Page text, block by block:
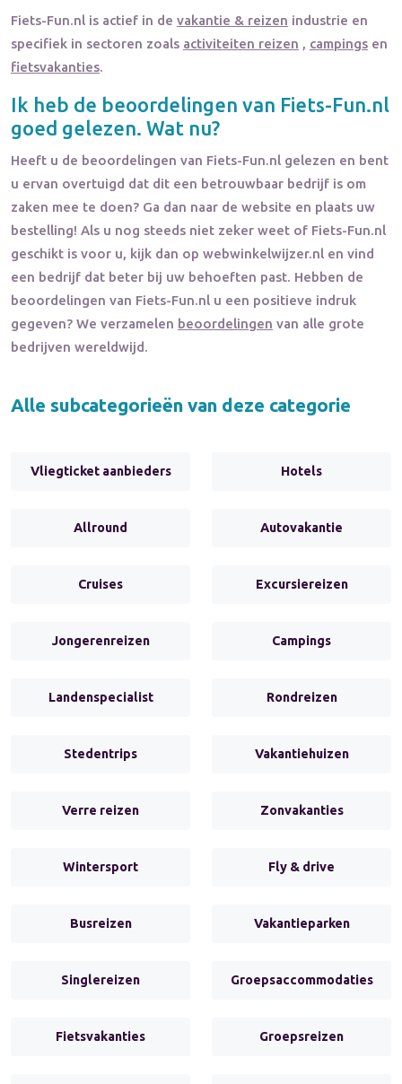
Fiets-Fun.nl is actief in de vakantie & reizen industrie en
specifiek in sectoren zoals activiteiten reizen , campings en
fietsvakanties.
Ik heb de beoordelingen van Fiets-Fun.nl
goed gelezen. Wat nu?
Heeft u de beoordelingen van Fiets-Fun.nl gelezen en bent
u ervan overtuigd dat dit een betrouwbaar bedrijf is om
zaken mee te doen? Ga dan naar de website en plaats uw
bestelling! Als u nog steeds niet zeker weet of Fiets-Fun.nl
geschikt is voor u, kijk dan op webwinkelwijzer.nl en vind
een bedrijf dat beter bij uw behoeften past. Hebben de
beoordelingen van Fiets-Fun.nl u een positieve indruk
gegeven? We verzamelen beoordelingen van alle grote
bedrijven wereldwijd.
Alle subcategorieën van deze categorie
Vliegticket aanbieders Hotels
Allround Autovakantie
Cruises Excursiereizen
Jongerenreizen Campings
Landenspecialist Rondreizen
Stedentrips Vakantiehuizen
Verre reizen Zonvakanties
Wintersport Fly & drive
Busreizen Vakantieparken
Singlereizen Groepsaccommodaties
Fietsvakanties Groepsreizen